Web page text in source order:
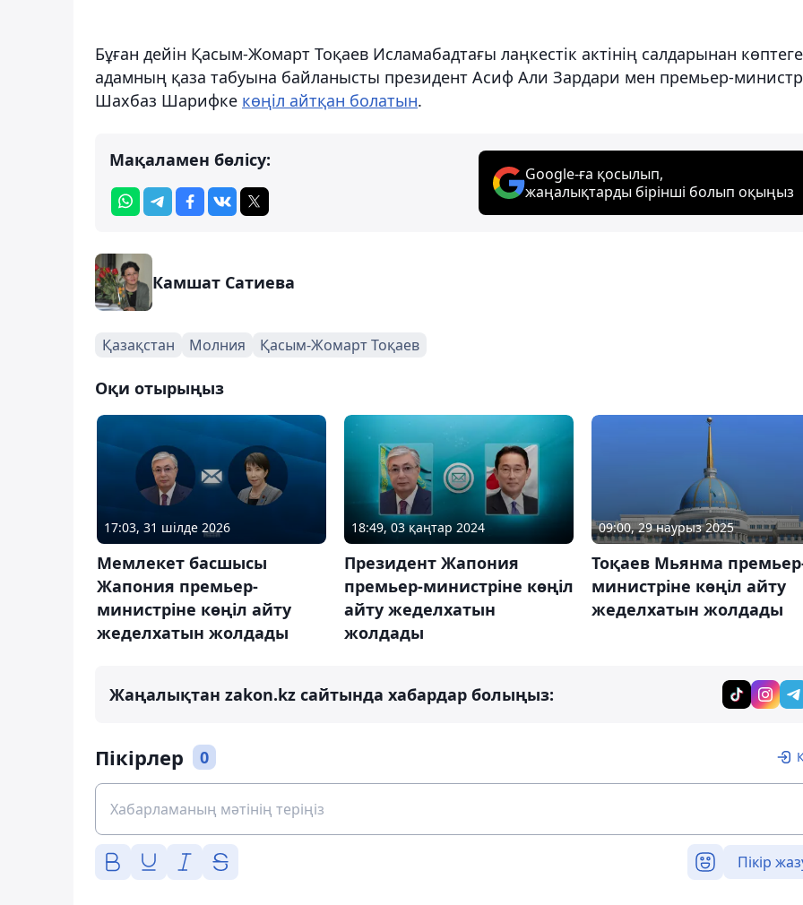
Бұған дейін Қасым-Жомарт Тоқаев Исламабадтағы лаңкестік актінің салдарынан
адамның қаза табуына байланысты президент Асиф Али Зардари мен премьер-министр
Шахбаз Шарифке көңіл айтқан болатын.
Мақаламен бөлісу:
Google-ға қосылып,
жаңалықтарды бірінші болып оқыңыз
Камшат Сатиева
Қазақстан Молния Қасым-Жомарт Тоқаев
Оқи отырыңыз
17:03, 31 шілде 2026
Мемлекет басшысы
Жапония премьер-
министріне көңіл айту
жеделхатын жолдады
18:49, 03 қаңтар 2024
Президент Жапония
премьер-министріне көңіл
айту жеделхатын
жолдады
09:00, 29 наурыз 2025
Тоқаев Мьянма
министріне көңіл айту
жеделхатын жолдады
Жаңалықтан zakon.kz сайтында хабардар болыңыз:
Пікірлер 0
Пікір